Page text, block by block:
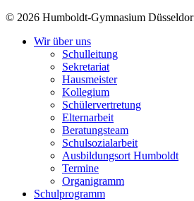
© 2026 Humboldt-Gymnasium
Wir über uns
Schulleitung
Sekretariat
Hausmeister
Kollegium
Schülervertretung
Elternarbeit
Beratungsteam
Schulsozialarbeit
Ausbildungsort Humboldt
Termine
Organigramm
Schulprogramm